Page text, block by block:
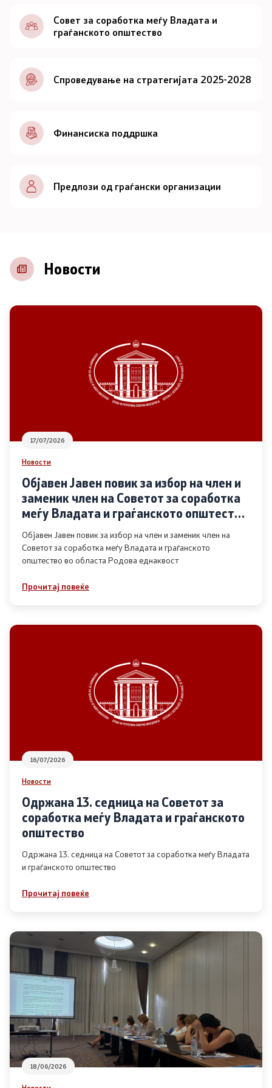
Документи
Совет
За советот
Документи
Записници и дневни редови од седниците на
Советот
Контакт
Основање на здружение
Дијалог меѓу Владата и граѓанскиот сектор
Отворени денови за иницијативи на граѓанските
организации
Финансиска поддршка
Извештаи
Список на ОЈИ
Контакт
Контакт
Линкови
Изјава за пристапност
Со еден клик до сите услуги
Совет за соработка меѓу Владата и
граѓанското општество
Спроведување на стратегијата 2025-2028
Финансиска поддршка
Предлози од граѓански организации
Новости
17/07/2026
Новости
Објавен Јавен повик за избор на член и
заменик член на Советот за соработка
меѓу Владата и граѓанското општество
во областа Родова еднаквост
Објавен Јавен повик за избор на член и заменик член на
Советот за соработка меѓу Владата и граѓанското
општество во областа Родова еднаквост
Прочитај повеќе
16/07/2026
Новости
Одржана 13. седница на Советот за
соработка меѓу Владата и граѓанското
општество
Одржана 13. седница на Советот за соработка меѓу Владата
и граѓанското општество
Прочитај повеќе
18/06/2026